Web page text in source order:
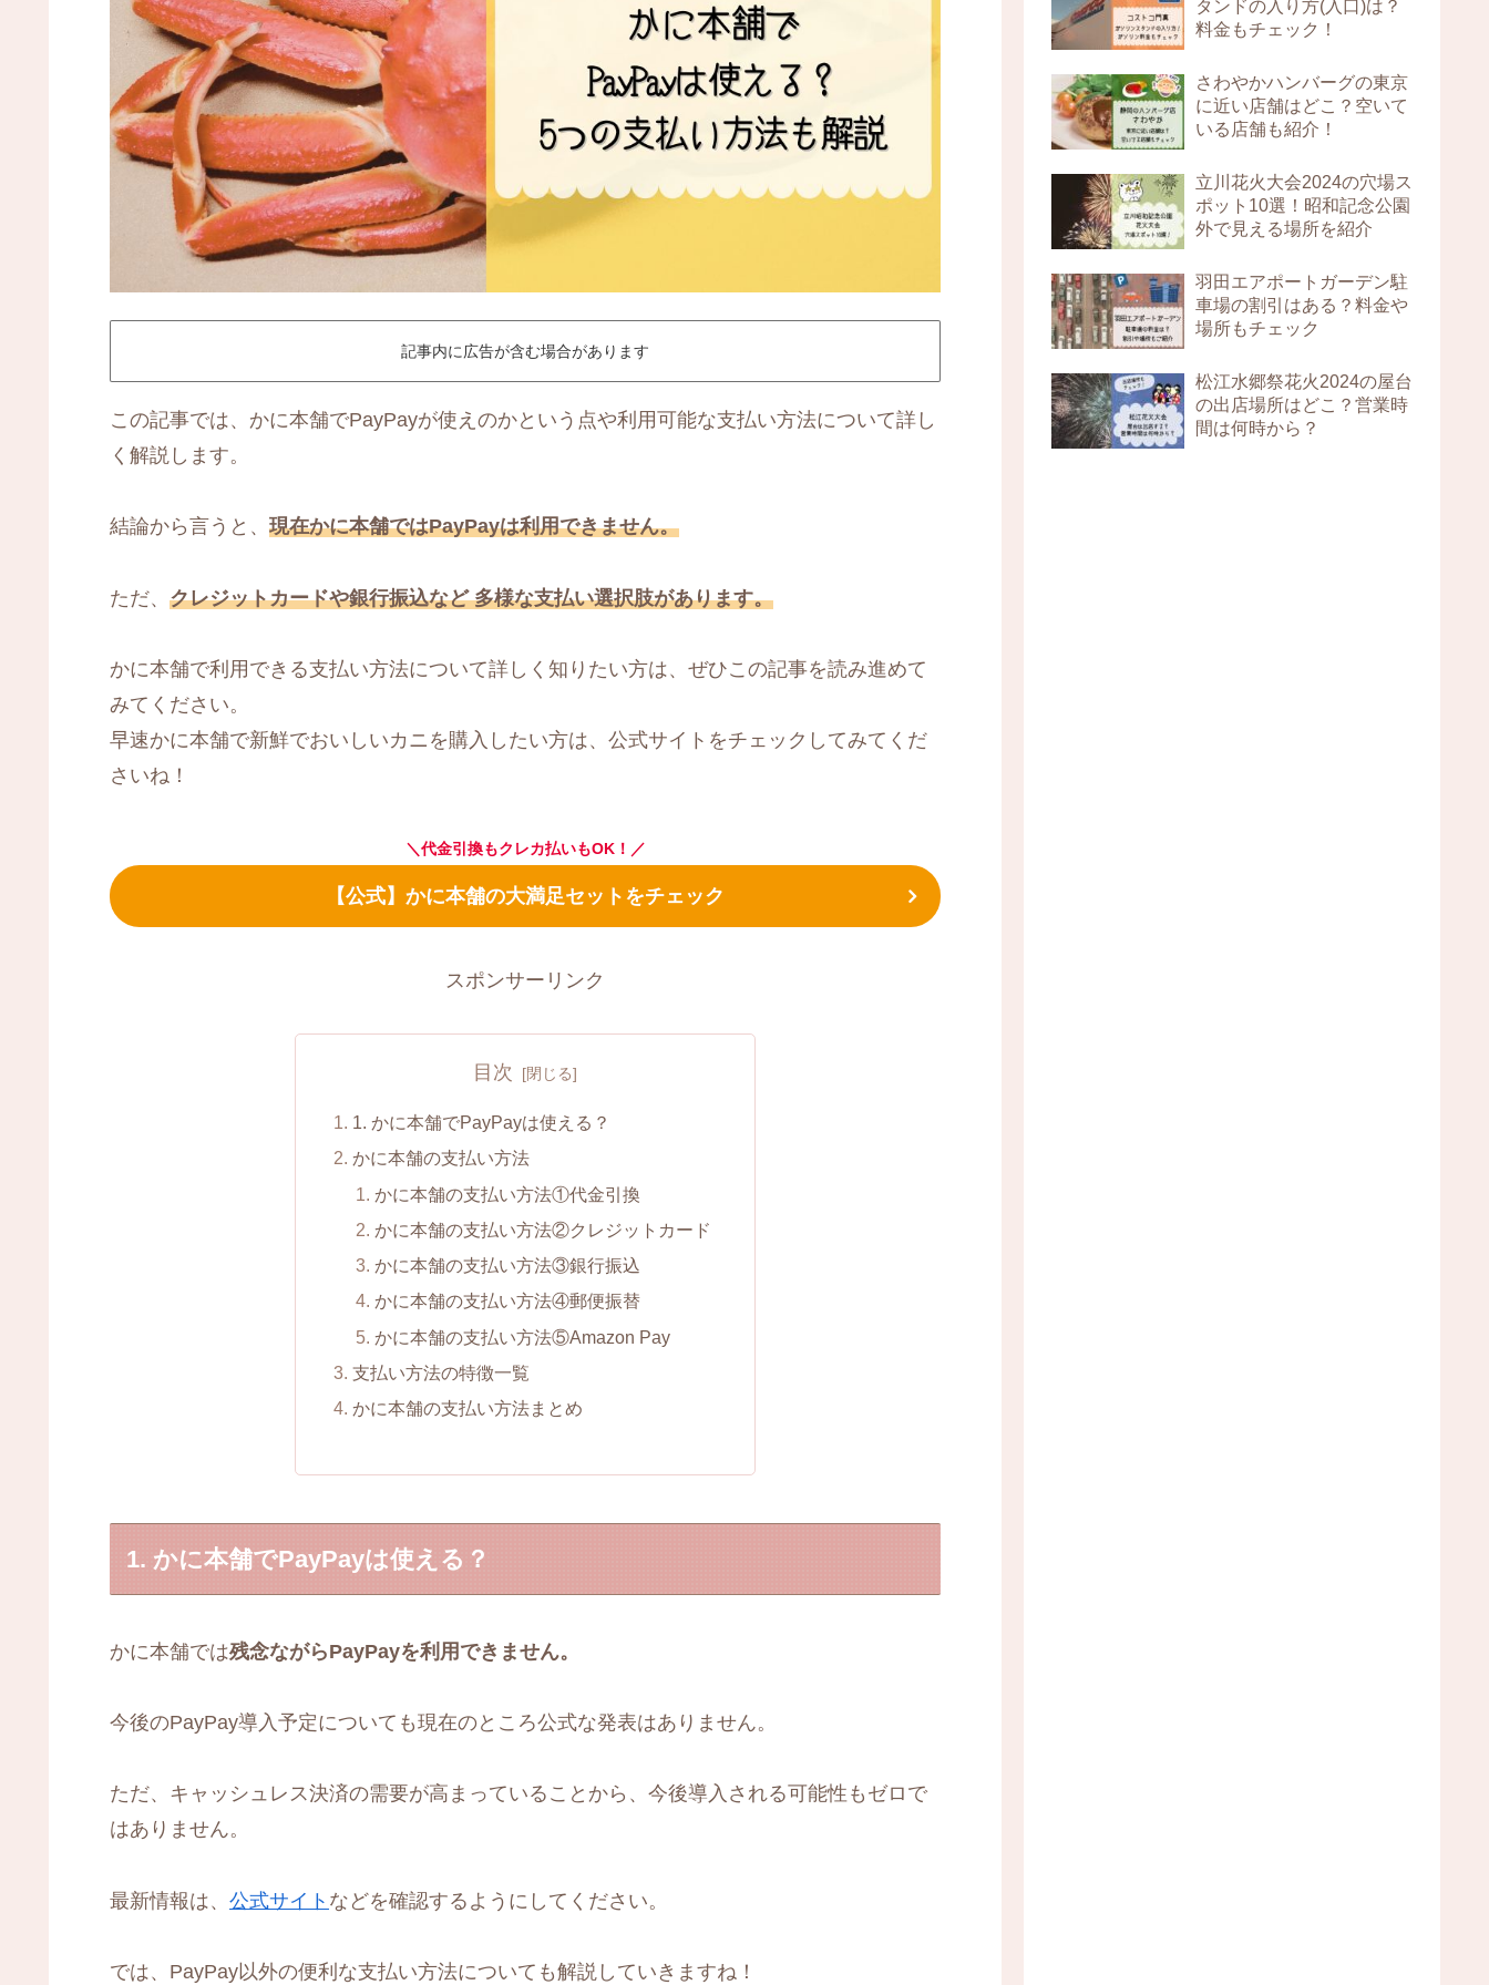
記事内に広告が含む場合があります
この記事では、かに本舗でPayPayが使えのかという点や利用可能な支払い方法について詳し
く解説します。
結論から言うと、 現在かに本舗ではPayPayは利用できません。
ただ、 クレジットカードや銀行振込など 多様な支払い選択肢があります。
かに本舗で利用できる支払い方法について詳しく知りたい方は、ぜひこの記事を読み進めて
みてください。
早速かに本舗で新鮮でおいしいカニを購入したい方は、公式サイトをチェックしてみてくだ
さいね！
＼代金引換もクレカ払いもOK！／
【公式】かに本舗の大満足セットをチェック
スポンサーリンク
目次
1. かに本舗でPayPayは使える？
かに本舗の支払い方法
かに本舗の支払い方法①代金引換
かに本舗の支払い方法②クレジットカード
かに本舗の支払い方法③銀行振込
かに本舗の支払い方法④郵便振替
かに本舗の支払い方法⑤Amazon Pay
支払い方法の特徴一覧
かに本舗の支払い方法まとめ
1. かに本舗でPayPayは使える？
かに本舗では残念ながらPayPayを利用できません。
今後のPayPay導入予定についても現在のところ公式な発表はありません。
ただ、キャッシュレス決済の需要が高まっていることから、今後導入される可能性もゼロで
はありません。
最新情報は、 公式サイト などを確認するようにしてください。
では、PayPay以外の便利な支払い方法についても解説していきますね！
タンドの入り方(入口)は？
料金もチェック！
さわやかハンバーグの東京
に近い店舗はどこ？空いて
いる店舗も紹介！
立川花火大会2024の穴場ス
ポット10選！昭和記念公園
外で見える場所を紹介
羽田エアポートガーデン駐
車場の割引はある？料金や
場所もチェック
松江水郷祭花火2024の屋台
の出店場所はどこ？営業時
間は何時から？